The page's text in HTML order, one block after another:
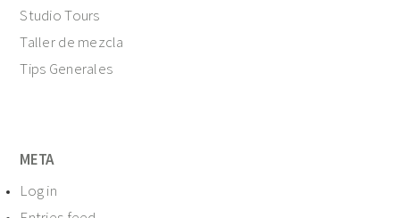
Studio Tours
Taller de mezcla
Tips Generales
META
Log in